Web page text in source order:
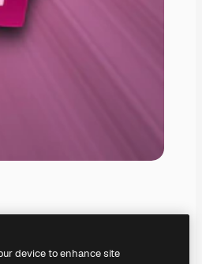
device to enhance site